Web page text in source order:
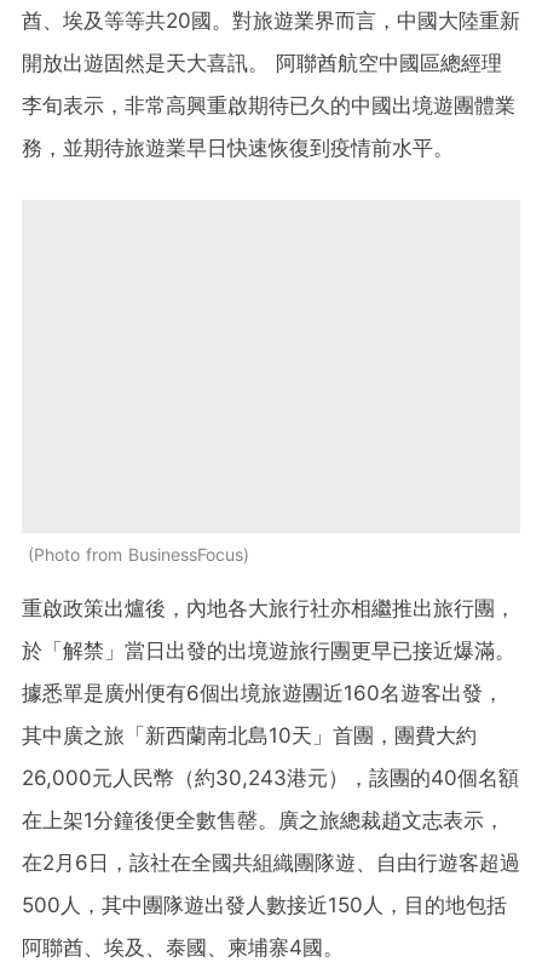
酋、埃及等等共20國。對旅遊業界而言，中國大陸重新
開放出遊固然是天大喜訊。 阿聯酋航空中國區總經理
李旬表示，非常高興重啟期待已久的中國出境遊團體業
務，並期待旅遊業早日快速恢復到疫情前水平。
Photo from BusinessFocus
重啟政策出爐後，內地各大旅行社亦相繼推出旅行團，
於「解禁」當日出發的出境遊旅行團更早已接近爆滿。
據悉單是廣州便有6個出境旅遊團近160名遊客出發，
其中廣之旅「新西蘭南北島10天」首團，團費大約
26,000元人民幣（約30,243港元），該團的40個名額
在上架1分鐘後便全數售罄。廣之旅總裁趙文志表示，
在2月6日，該社在全國共組織團隊遊、自由行遊客超過
500人，其中團隊遊出發人數接近150人，目的地包括
阿聯酋、埃及、泰國、柬埔寨4國。